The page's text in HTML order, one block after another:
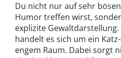
Du nicht nur auf sehr
Humor treffen wirst,
explizite
handelt es sich um ein
engem Raum. Dabei sorgt